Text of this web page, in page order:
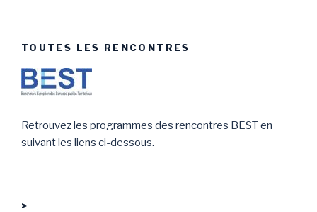
TOUTES LES RENCONTRES
Retrouvez les programmes des rencontres BEST en
suivant les liens ci-dessous.
>